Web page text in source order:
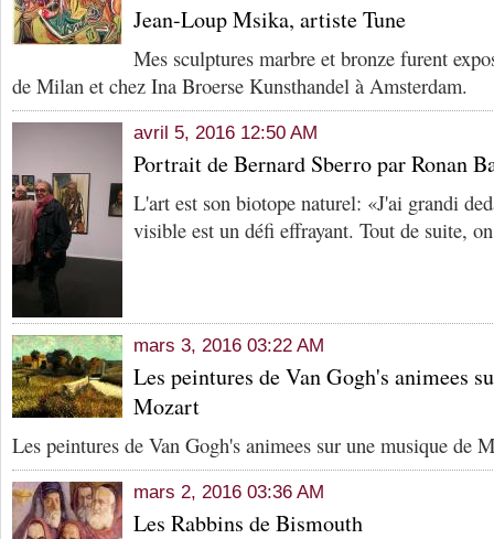
Jean-Loup Msika, artiste Tune
Mes sculptures marbre et bronze furent
de Milan et chez Ina Broerse Kunsthandel à Amsterdam.
avril 5, 2016 12:50 AM
Portrait de Bernard Sberro par Ronan
L'art est son biotope naturel: «J'ai grandi
visible est un défi effrayant. Tout de suite,
mars 3, 2016 03:22 AM
Les peintures de Van Gogh's animees
Mozart
Les peintures de Van Gogh's animees sur une musique de
mars 2, 2016 03:36 AM
Les Rabbins de Bismouth